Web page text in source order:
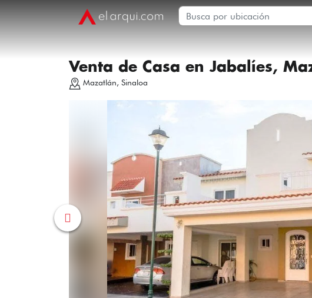
Venta de Casa en Jabalíes,
Mazatlán, Sinaloa